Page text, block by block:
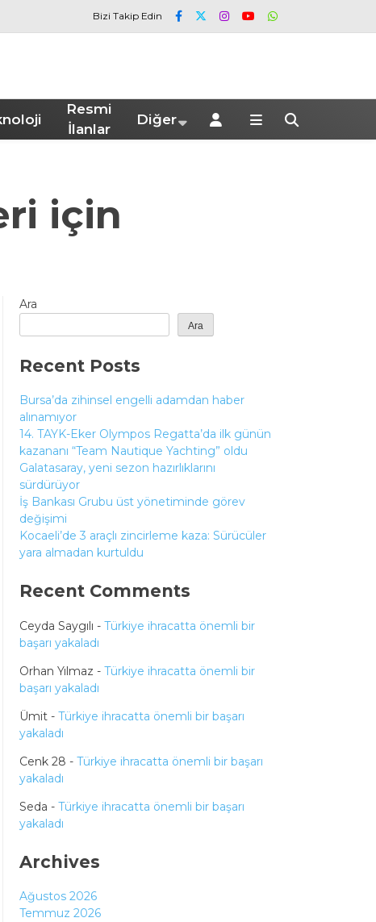
Bizi Takip Edin
Resmi
İlanlar
Diğer
için
Ara
Ara
Recent Posts
Bursa’da zihinsel engelli adamdan haber
alınamıyor
14. TAYK-Eker Olympos Regatta’da ilk günün
kazananı “Team Nautique Yachting” oldu
Galatasaray, yeni sezon hazırlıklarını
sürdürüyor
İş Bankası Grubu üst yönetiminde görev
değişimi
Kocaeli’de 3 araçlı zincirleme kaza: Sürücüler
yara almadan kurtuldu
Recent Comments
Ceyda Saygılı - Türkiye ihracatta önemli bir
başarı yakaladı
Orhan Yılmaz - Türkiye ihracatta önemli bir
başarı yakaladı
Ümit - Türkiye ihracatta önemli bir başarı
yakaladı
Cenk 28 - Türkiye ihracatta önemli bir başarı
yakaladı
Seda - Türkiye ihracatta önemli bir başarı
yakaladı
Archives
Ağustos 2026
Temmuz 2026